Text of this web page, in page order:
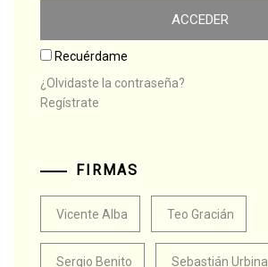
Recuérdame
¿Olvidaste la contraseña?
Regístrate
FIRMAS
Vicente Alba Teo Gracián
Sergio Benito Sebastián Urbina